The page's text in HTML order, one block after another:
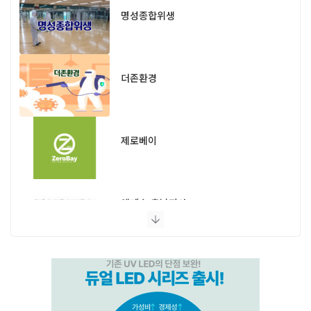
명성종합위생
더존환경
제로베이
엔페스 충남지사
(주)비타솔루션